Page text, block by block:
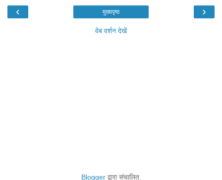
‹ ›
मुख्यपृष्ठ
वेब वर्शन देखें
Bloggerद्वारा संचालित.